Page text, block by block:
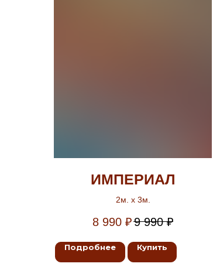
ИМПЕРИАЛ
2м. х 3м.
8 990 ₽9 990 ₽
Подробнее Купить